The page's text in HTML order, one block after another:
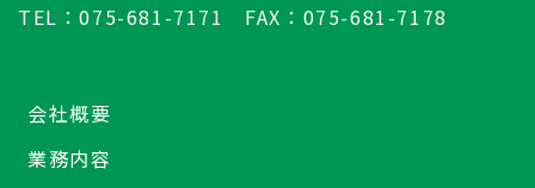
TEL：075-681-7171 FAX：075-681-7178
会社概要
業務内容